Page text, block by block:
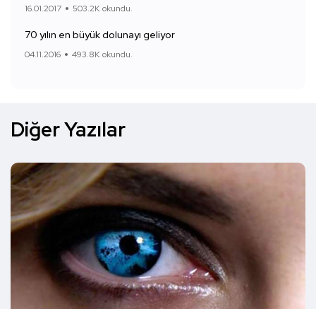
16.01.2017 503.2K okundu.
70 yılın en büyük dolunayı geliyor
04.11.2016 493.8K okundu.
Diğer Yazılar